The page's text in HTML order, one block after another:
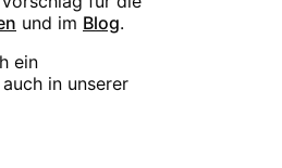
und im Blog.
ein
in unserer